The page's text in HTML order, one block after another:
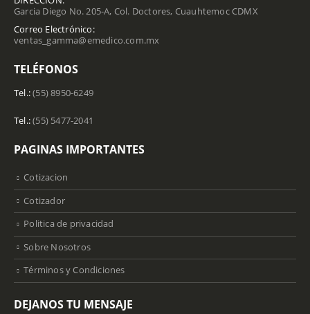
Garcia Diego No. 205-A, Col. Doctores, Cuauhtemoc CDMX
Correo Electrónico:
ventas_gamma@emedico.com.mx
TELÉFONOS
Tel.:(55) 8950-6249
Tel.:(55) 5477-2041
PAGINAS IMPORTANTES
Cotizacion
Cotizador
Politica de privacidad
Sobre Nosotros
Términos y Condiciones
DEJANOS TU MENSAJE